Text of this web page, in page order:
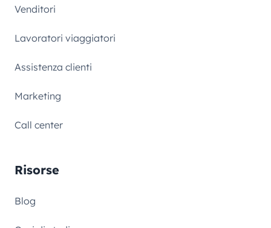
Venditori
Lavoratori viaggiatori
Assistenza clienti
Marketing
Call center
Risorse
Blog